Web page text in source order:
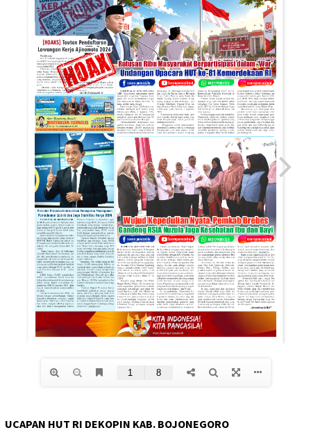
UCAPAN HUT RI DEKOPIN KAB. BOJONEGORO